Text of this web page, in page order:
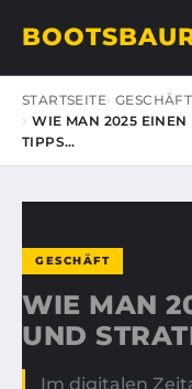
STARTSEITE GESCHÄFT
WIE MAN 2025 EINEN
TIPPS…
GESCHÄFT
WIE MAN
UND
Im digitalen